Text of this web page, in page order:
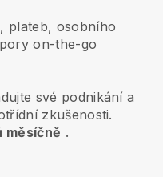
plateb, osobního
on-the-go
své podnikání a
zkušenosti.
měsíčně .